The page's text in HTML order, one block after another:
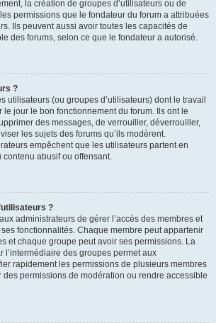
la création de groupes d’utilisateurs ou de
permissions que le fondateur du forum a attribuées
Ils peuvent aussi avoir toutes les capacités de
des forums, selon ce que le fondateur a autorisé.
?
utilisateurs (ou groupes d’utilisateurs) dont le travail
le jour le bon fonctionnement du forum. Ils ont le
des messages, de verrouiller, déverrouiller,
les sujets des forums qu’ils modèrent.
empêchent que les utilisateurs partent en
abusif ou offensant.
?
administrateurs de gérer l’accès des membres et
fonctionnalités. Chaque membre peut appartenir
et chaque groupe peut avoir ses permissions. La
l’intermédiaire des groupes permet aux
rapidement les permissions de plusieurs membres
des permissions de modération ou rendre accessible